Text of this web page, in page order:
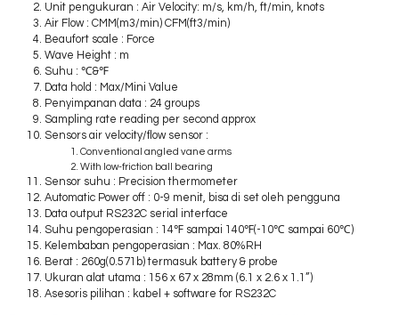
Unit pengukuran : Air Velocity: m/s, km/h, ft/min, knots
Air Flow : CMM(m3/min) CFM(ft3/min)
Beaufort scale : Force
Wave Height : m
Suhu : ℃&℉
Data hold : Max/Mini Value
Penyimpanan data : 24 groups
Sampling rate reading per second approx
Sensors air velocity/flow sensor :
Conventional angled vane arms
With low-friction ball bearing
Sensor suhu : Precision thermometer
Automatic Power off : 0-9 menit, bisa di set oleh pengguna
Data output RS232C serial interface
Suhu pengoperasian : 14℉ sampai 140℉(-10℃ sampai 60℃)
Kelembaban pengoperasian : Max. 80%RH
Berat : 260g(0.571b) termasuk battery & probe
Ukuran alat utama : 156 x 67 x 28mm (6.1 x 2.6 x 1.1”)
Asesoris pilihan : kabel + software for RS232C